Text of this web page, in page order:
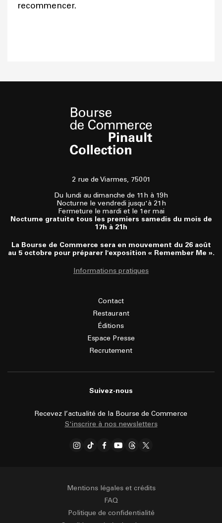
recommencer.
2 rue de Viarmes, 75001
Du lundi au dimanche de 11h à 19h
Nocturne le vendredi jusqu'à 21h
Fermeture le mardi et le 1er mai
Nocturne gratuite tous les premiers samedis du mois de
17h à 21h
La Bourse de Commerce sera en mouvement du 26 août
au 5 octobre pour préparer l'exposition « Remember Me ».
Informations pratiques
Contact
Restaurant
Éditions
Espace Presse
Recrutement
Suivez-nous
Recevez l’actualité de la Bourse de Commerce
S'inscrire à nos newsletters
Mentions légales et crédits
FAQ
Politique de confidentialité